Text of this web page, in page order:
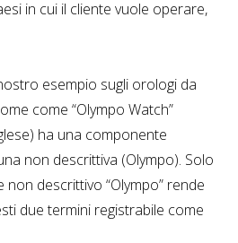
in cui il cliente vuole operare,
esempio sugli orologi da
come “Olympo Watch”
ha una componente
non descrittiva (Olympo). Solo
non descrittivo “Olympo” rende
due termini registrabile come